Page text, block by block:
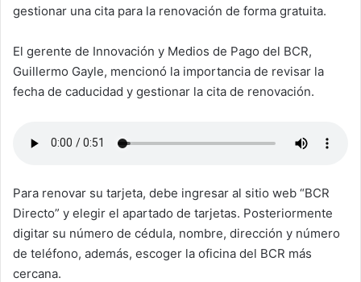
gestionar una cita para la renovación de forma gratuita.
El gerente de Innovación y Medios de Pago del BCR,
Guillermo Gayle, mencionó la importancia de revisar la
fecha de caducidad y gestionar la cita de renovación.
Para renovar su tarjeta, debe ingresar al sitio web “BCR
Directo” y elegir el apartado de tarjetas. Posteriormente
digitar su número de cédula, nombre, dirección y número
de teléfono, además, escoger la oficina del BCR más
cercana.